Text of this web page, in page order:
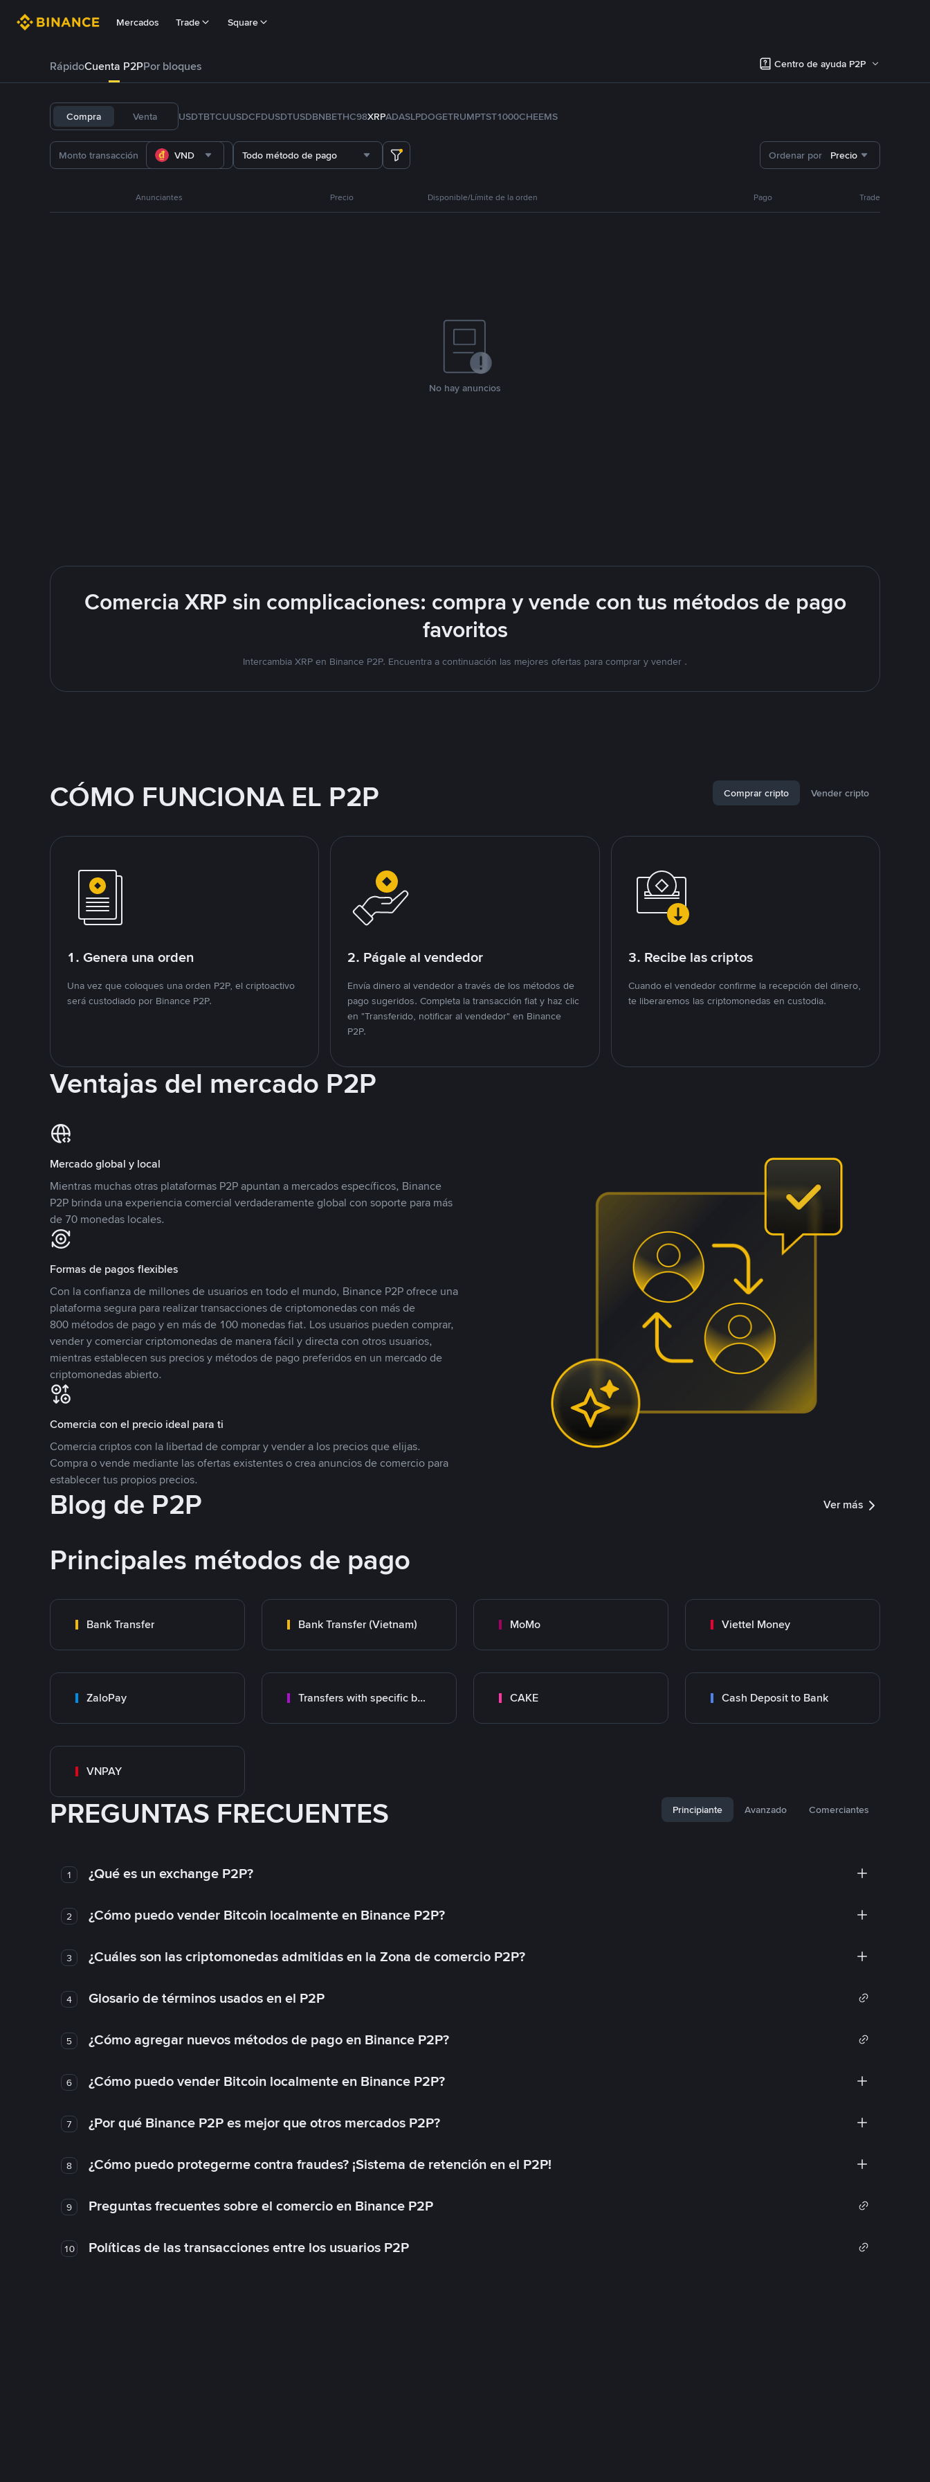
Mercados Trade Square
RápidoCuenta P2PPor bloques Centro de ayuda P2P
Compra Venta USDTBTCUUSDCFDUSDTUSDBNBETHC98XRPADASLPDOGETRUMPTST1000CHEEMS
VND Todo método de pago Ordenar por Precio
Anunciantes Precio Disponible/Límite de la orden Pago Trade
No hay anuncios
Comercia XRP sin complicaciones: compra y vende con tus métodos de pago
favoritos
Intercambia XRP en Binance P2P. Encuentra a continuación las mejores ofertas para comprar y vender .
CÓMO FUNCIONA EL P2P Comprar cripto Vender cripto
1. Genera una orden
Una vez que coloques una orden P2P, el criptoactivo
será custodiado por Binance P2P.
2. Págale al vendedor
Envía dinero al vendedor a través de los métodos de
pago sugeridos. Completa la transacción fiat y haz clic
en "Transferido, notificar al vendedor" en Binance
P2P.
3. Recibe las criptos
Cuando el vendedor confirme la recepción del dinero,
te liberaremos las criptomonedas en custodia.
Ventajas del mercado P2P
Mercado global y local
Mientras muchas otras plataformas P2P apuntan a mercados específicos, Binance
P2P brinda una experiencia comercial verdaderamente global con soporte para más
de 70 monedas locales.
Formas de pagos flexibles
Con la confianza de millones de usuarios en todo el mundo, Binance P2P ofrece una
plataforma segura para realizar transacciones de criptomonedas con más de
800 métodos de pago y en más de 100 monedas fiat. Los usuarios pueden comprar,
vender y comerciar criptomonedas de manera fácil y directa con otros usuarios,
mientras establecen sus precios y métodos de pago preferidos en un mercado de
criptomonedas abierto.
Comercia con el precio ideal para ti
Comercia criptos con la libertad de comprar y vender a los precios que elijas.
Compra o vende mediante las ofertas existentes o crea anuncios de comercio para
establecer tus propios precios.
Blog de P2P Ver más
Principales métodos de pago
Bank Transfer Bank Transfer (Vietnam) MoMo Viettel Money
ZaloPay Transfers with specific bank CAKE Cash Deposit to Bank
VNPAY
PREGUNTAS FRECUENTES Principiante Avanzado Comerciantes
1 ¿Qué es un exchange P2P?
2 ¿Cómo puedo vender Bitcoin localmente en Binance P2P?
3 ¿Cuáles son las criptomonedas admitidas en la Zona de comercio P2P?
4 Glosario de términos usados en el P2P
5 ¿Cómo agregar nuevos métodos de pago en Binance P2P?
6 ¿Cómo puedo vender Bitcoin localmente en Binance P2P?
7 ¿Por qué Binance P2P es mejor que otros mercados P2P?
8 ¿Cómo puedo protegerme contra fraudes? ¡Sistema de retención en el P2P!
9 Preguntas frecuentes sobre el comercio en Binance P2P
10 Políticas de las transacciones entre los usuarios P2P